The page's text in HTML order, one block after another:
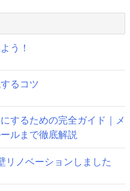
う！
るコツ
するための完全ガイド｜メ
ルまで徹底解説
リノベーションしました